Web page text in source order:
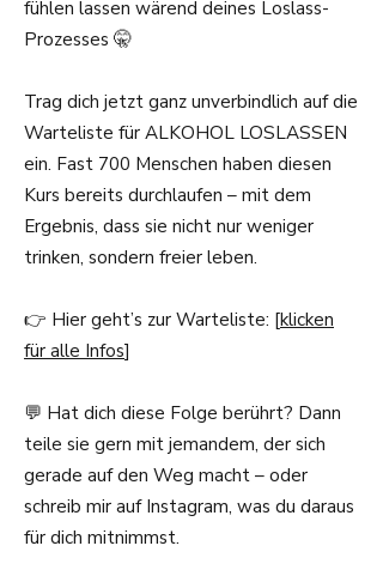
fühlen lassen wärend deines Loslass-
Prozesses 🤫
Trag dich jetzt ganz unverbindlich auf die
Warteliste für ALKOHOL LOSLASSEN
ein. Fast 700 Menschen haben diesen
Kurs bereits durchlaufen – mit dem
Ergebnis, dass sie nicht nur weniger
trinken, sondern freier leben.
👉 Hier geht’s zur Warteliste: [klicken
für alle Infos]
💬 Hat dich diese Folge berührt? Dann
teile sie gern mit jemandem, der sich
gerade auf den Weg macht – oder
schreib mir auf Instagram, was du daraus
für dich mitnimmst.